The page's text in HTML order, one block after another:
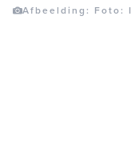
Afbeelding: Foto: